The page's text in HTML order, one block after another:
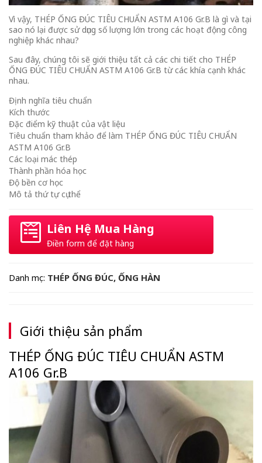
Vì vậy, THÉP ỐNG ĐÚC TIÊU CHUẨN ASTM A106 Gr.B là gì và tại
sao nó lại được sử dụng số lượng lớn trong các hoạt động công
nghiệp khác nhau?
Sau đây, chúng tôi sẽ giới thiệu tất cả các chi tiết cho THÉP
ỐNG ĐÚC TIÊU CHUẨN ASTM A106 Gr.B từ các khía cạnh khác
nhau.
Định nghĩa tiêu chuẩn
Kích thước
Đặc điểm kỹ thuật của vật liệu
Tiêu chuẩn tham khảo để làm THÉP ỐNG ĐÚC TIÊU CHUẨN
ASTM A106 Gr.B
Các loại mác thép
Thành phần hóa học
Độ bền cơ học
Mô tả thứ tự cụ thể
Liên Hệ Mua Hàng
Điền form để đặt hàng
Danh mục: THÉP ỐNG ĐÚC, ỐNG HÀN
Giới thiệu sản phẩm
THÉP ỐNG ĐÚC TIÊU CHUẨN ASTM
A106 Gr.B